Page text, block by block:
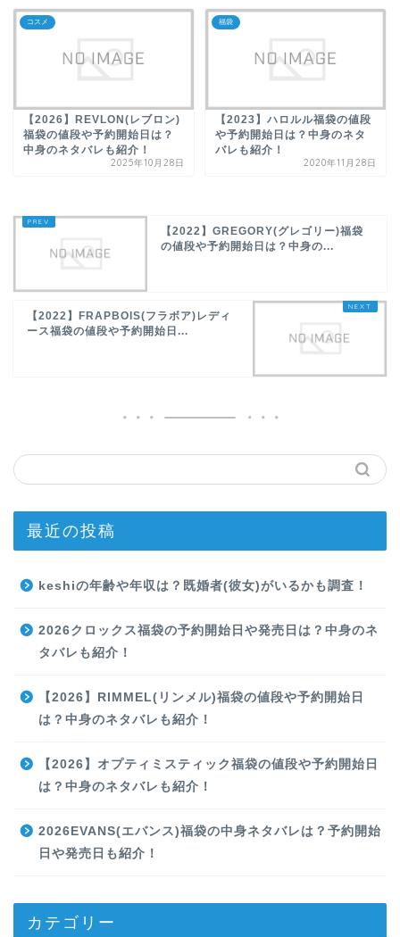
コスメ
【2026】REVLON(レブロン)
福袋の値段や予約開始日は？
中身のネタバレも紹介！
2025年10月28日
福袋
【2023】ハロルル福袋の値段
や予約開始日は？中身のネタ
バレも紹介！
2020年11月28日
【2022】GREGORY(グレゴリー)福袋
の値段や予約開始日は？中身の...
【2022】FRAPBOIS(フラボア)レディ
ース福袋の値段や予約開始日...
最近の投稿
keshiの年齢や年収は？既婚者(彼女)がいるかも調査！
2026クロックス福袋の予約開始日や発売日は？中身のネ
タバレも紹介！
【2026】RIMMEL(リンメル)福袋の値段や予約開始日
は？中身のネタバレも紹介！
【2026】オプティミスティック福袋の値段や予約開始日
は？中身のネタバレも紹介！
2026EVANS(エバンス)福袋の中身ネタバレは？予約開始
日や発売日も紹介！
カテゴリー